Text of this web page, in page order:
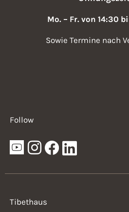
Mo. – Fr. von 14:30
Sowie Termine nach
Follow
Tibethaus